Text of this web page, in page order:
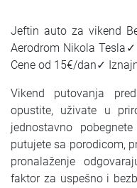
Jeftin auto za vikend
Aerodrom Nikola
Cene od 15€/dan✓
Vikend putovanja
opustite, uživate u
jednostavno
putujete sa porodicom,
pronalaženje
faktor za uspešno i